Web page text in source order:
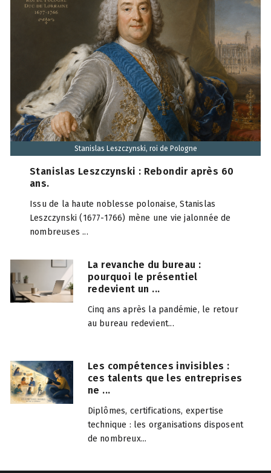
Stanislas Leszczynski, roi de Pologne
Stanislas Leszczynski : Rebondir après 60
ans.
Issu de la haute noblesse polonaise, Stanislas
Leszczynski (1677-1766) mène une vie jalonnée de
nombreuses ...
La revanche du bureau :
pourquoi le présentiel
redevient un ...
Cinq ans après la pandémie, le retour
au bureau redevient...
Les compétences invisibles :
ces talents que les entreprises
ne ...
Diplômes, certifications, expertise
technique : les organisations disposent
de nombreux...